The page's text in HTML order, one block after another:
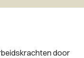
door